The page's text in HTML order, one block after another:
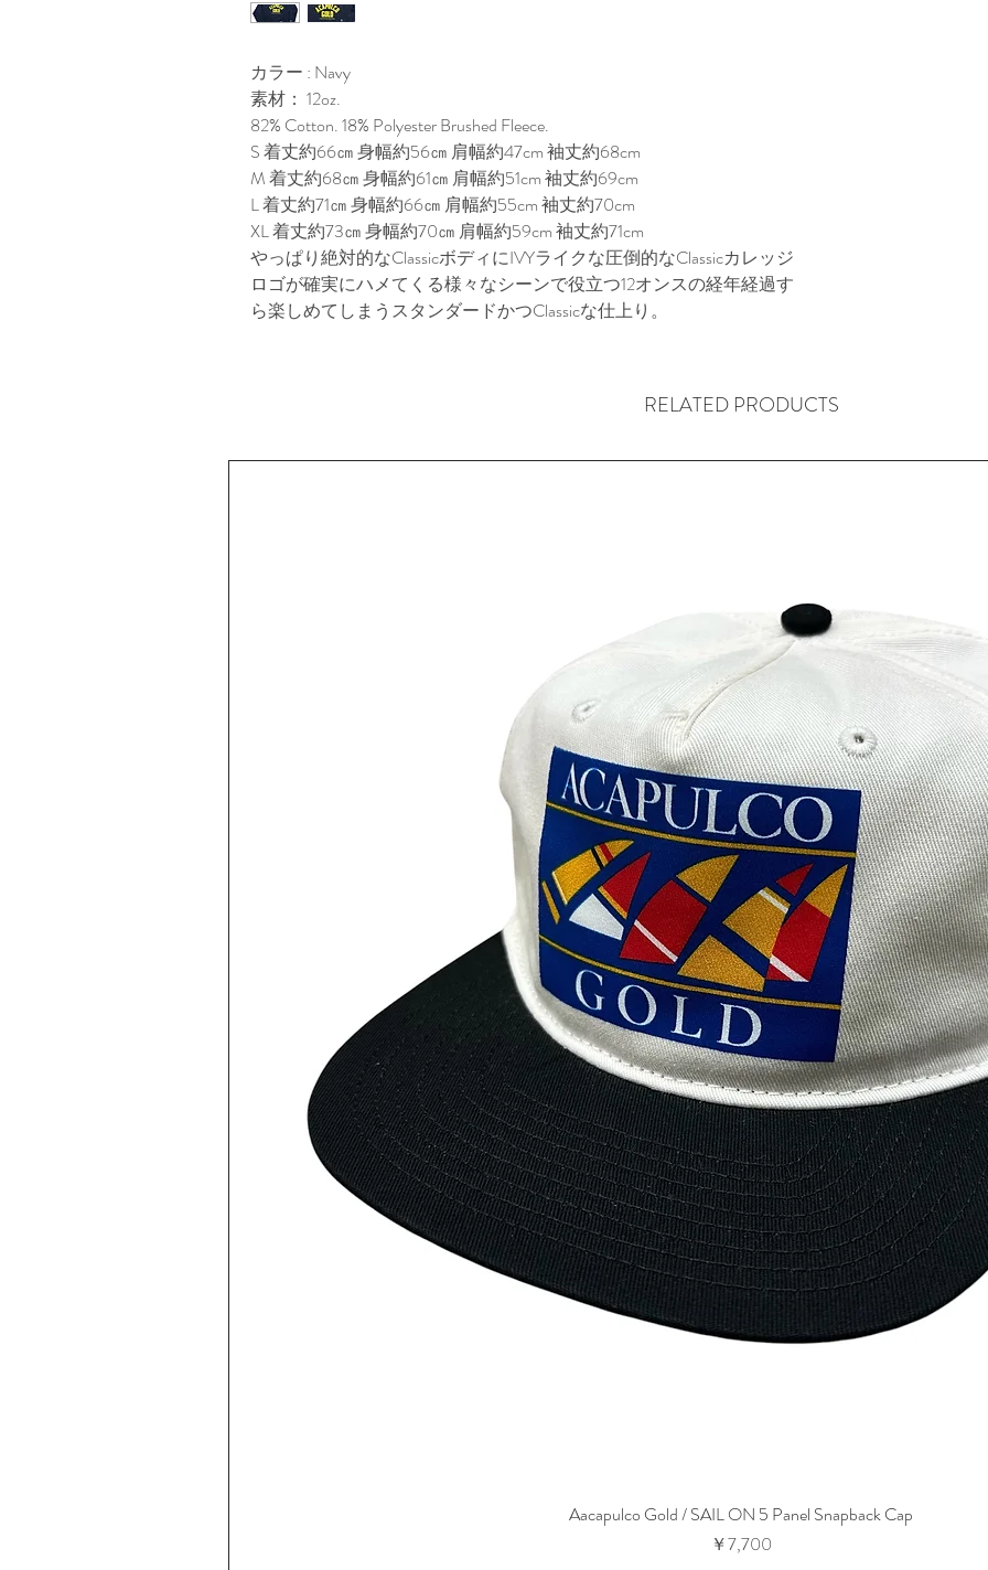
カラー : Navy
素材： 12oz.
82% Cotton. 18% Polyester Brushed Fleece.
S 着丈約66㎝ 身幅約56㎝ 肩幅約47cm 袖丈約68cm
M 着丈約68㎝ 身幅約61㎝ 肩幅約51cm 袖丈約69cm
L 着丈約71㎝ 身幅約66㎝ 肩幅約55cm 袖丈約70cm
XL 着丈約73㎝ 身幅約70㎝ 肩幅約59cm 袖丈約71cm
やっぱり絶対的なClassicボディにIVYライクな圧倒的なClassicカレッジ
ロゴが確実にハメてくる様々なシーンで役立つ12オンスの経年経過す
ら楽しめてしまうスタンダードかつClassicな仕上り。
RELATED PRODUCTS
Aacapulco Gold / SAIL ON 5 Panel Snapback Cap
価格
￥7,700